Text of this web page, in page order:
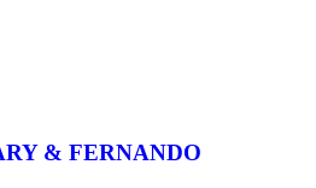
& FERNANDO